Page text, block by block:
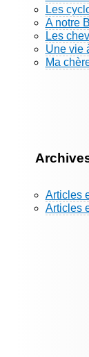
Les
A notre
Les
Une vie
Ma
Articles
Articles